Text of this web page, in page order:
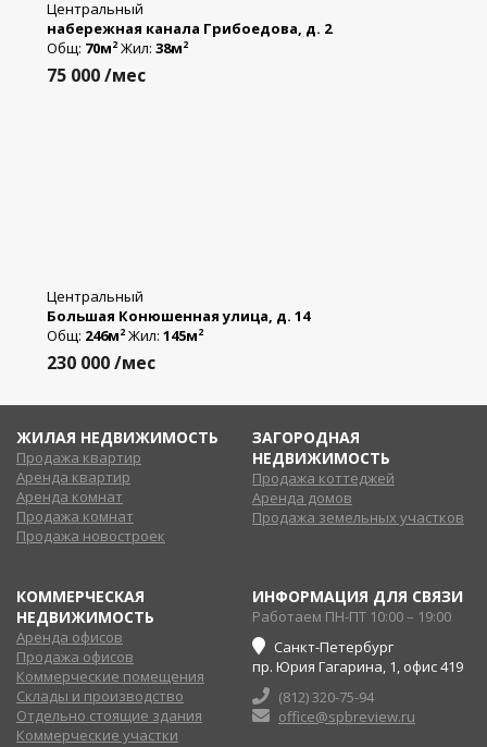
Центральный
набережная канала Грибоедова, д. 2
Общ: 70м2 Жил: 38м2
75 000/мес
Центральный
Большая Конюшенная улица, д. 14
Общ: 246м2 Жил: 145м2
230 000/мес
ЖИЛАЯ НЕДВИЖИМОСТЬ
Продажа квартир
Аренда квартир
Аренда комнат
Продажа комнат
Продажа новостроек
ЗАГОРОДНАЯ
НЕДВИЖИМОСТЬ
Продажа коттеджей
Аренда домов
Продажа земельных участков
КОММЕРЧЕСКАЯ
НЕДВИЖИМОСТЬ
Аренда офисов
Продажа офисов
Коммерческие помещения
Склады и производство
Отдельно стоящие здания
Коммерческие участки
ИНФОРМАЦИЯ ДЛЯ СВЯЗИ
Работаем ПН-ПТ 10:00 – 19:00
Санкт-Петербург
пр. Юрия Гагарина, 1, офис 419
(812) 320-75-94
office@spbreview.ru